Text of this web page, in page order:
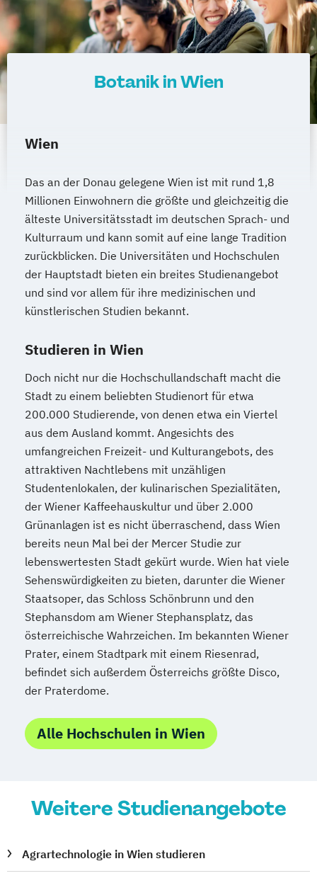
Internationale Betriebswirtschaft
Internationale Entwicklung
Internationale Rechtswissenschaften
Islamisch-Theologische Studien
Islamische Religionspädagogik
Kartographie und Geoinformation
Katholische Religion (Lehramt)
Klassische Archäologie
Klassische Philologie
Koreanologie
Kultur und Gesellschaft des modernen
Südasien
Kultur- und Sozialanthropologie
Kunstgeschichte
Latein (Lehramt)
Mathematik (Lehramt)
Middle European interdisciplinary master's
programme in Cognitive Science
(MEi:CogSci)
Molekulare Biologie
Molekulare Mikrobiologie
Mikrobielle Ökologie und Immunbiologie
Musikwissenschaft
Naturschutz und
Biodiversitätsmanagement
Nederlandistik Orientalistik
Pflegewissenschaft Pharmazie
Philosophie Philosophie
Physics of the Earth (Geophysics)
Physik
Physik
Physik (Lehramt)
Politikwissenschaft
Polnisch (Lehramt)
Psychologie
Publizistik- und
Kommunikationswissenschaft
Raumforschung und Raumordnung
Religionswissenschaft
Botanik in Wien
Wien
Das an der Donau gelegene Wien ist mit rund 1,8
Millionen Einwohnern die größte und gleichzeitig die
älteste Universitätsstadt im deutschen Sprach- und
Kulturraum und kann somit auf eine lange Tradition
zurückblicken. Die Universitäten und Hochschulen
der Hauptstadt bieten ein breites Studienangebot
und sind vor allem für ihre medizinischen und
künstlerischen Studien bekannt.
Studieren in Wien
Doch nicht nur die Hochschullandschaft macht die
Stadt zu einem beliebten Studienort für etwa
200.000 Studierende, von denen etwa ein Viertel
aus dem Ausland kommt. Angesichts des
umfangreichen Freizeit- und Kulturangebots, des
attraktiven Nachtlebens mit unzähligen
Studentenlokalen, der kulinarischen Spezialitäten,
der Wiener Kaffeehauskultur und über 2.000
Grünanlagen ist es nicht überraschend, dass Wien
bereits neun Mal bei der Mercer Studie zur
lebenswertesten Stadt gekürt wurde. Wien hat viele
Sehenswürdigkeiten zu bieten, darunter die Wiener
Staatsoper, das Schloss Schönbrunn und den
Stephansdom am Wiener Stephansplatz, das
österreichische Wahrzeichen. Im bekannten Wiener
Prater, einem Stadtpark mit einem Riesenrad,
befindet sich außerdem Österreichs größte Disco,
der Praterdome.
Alle Hochschulen in Wien
Weitere Studienangebote
Agrartechnologie in Wien studieren